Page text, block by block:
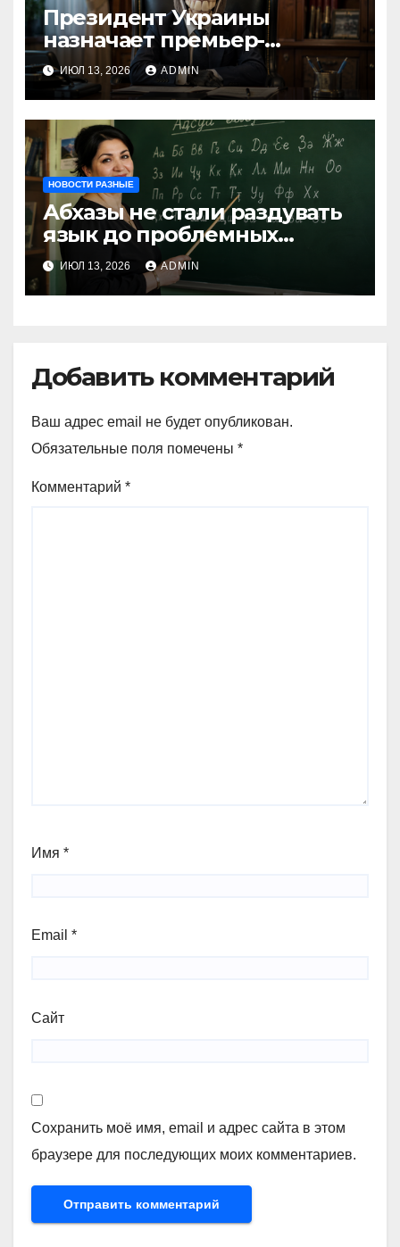
Президент Украины
назначает премьер-
министра послицей
ИЮЛ 13, 2026 ADMIN
НОВОСТИ РАЗНЫЕ
Абхазы не стали раздувать
язык до проблемных
размеров
ИЮЛ 13, 2026 ADMIN
Добавить комментарий
Ваш адрес email не будет опубликован.
Обязательные поля помечены *
Комментарий *
Имя *
Email *
Сайт
Сохранить моё имя, email и адрес сайта в этом
браузере для последующих моих комментариев.